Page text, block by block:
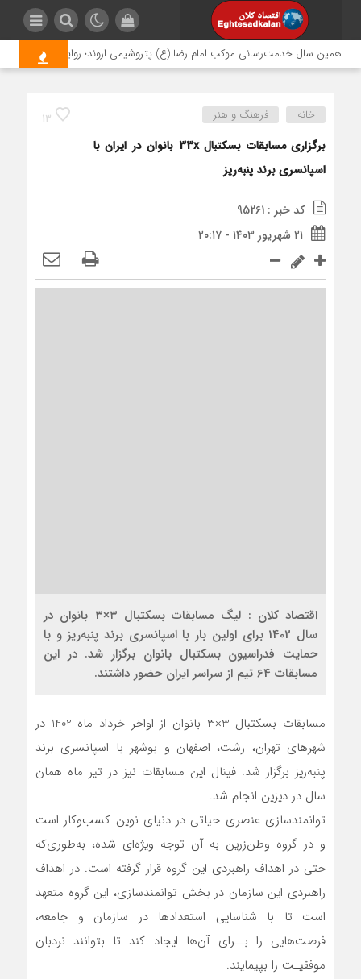
سال خدمت‌رسانی موکب امام رضا (ع) پتروشیمی اروند؛ روایتی از مسئولیت
13 خانه فرهنگ و هنر
برگزاری مسابقات بسکتبال 33x بانوان در ایران با
اسپانسری برند پنبه‌ریز
کد خبر : 95261
۲۱ شهریور ۱۴۰۳ - ۲۰:۱۷
اقتصاد کلان : لیگ مسابقات بسکتبال ۳×۳ بانوان در
سال 1402 برای اولین بار با اسپانسری برند پنبه‌ریز و با
حمایت فدراسیون بسکتبال بانوان برگزار شد. در این
مسابقات 64 تیم از سراسر ایران حضور داشتند.
مسابقات بسکتبال 3×3 بانوان از اواخر خرداد ماه 1402 در
شهرهای تهران، رشت، اصفهان و بوشهر با اسپانسری برند
پنبه‌ریز برگزار شد. فینال این مسابقات نیز در تیر ماه همان
سال در دیزین انجام شد.
توانمندسازی عنصری حیاتی در دنیای نوین کسب‌وکار است
و در گروه وطن‌زرین به آن توجه ویژه‌ای شده، به‌طوری‌که
حتی در اهداف راهبردی این گروه قرار گرفته است. در اهداف
راهبردی این سازمان در بخش توانمندسازی، این گروه متعهد
است تا با شناسایی استعدادها در سازمان و جامعه،
فرصت‌هایی را بــرای آن‌ها ایجاد کند تا بتوانند نردبان
موفقیـت را بپیمایند.